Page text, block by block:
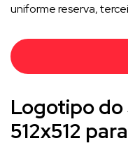
uniforme reserva,
Logotipo do
512x512